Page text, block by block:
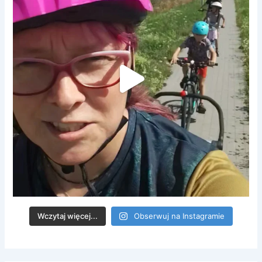
Wczytaj więcej... Obserwuj na Instagramie